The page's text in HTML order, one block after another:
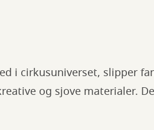
i cirkusuniverset, slipper
og sjove materialer.